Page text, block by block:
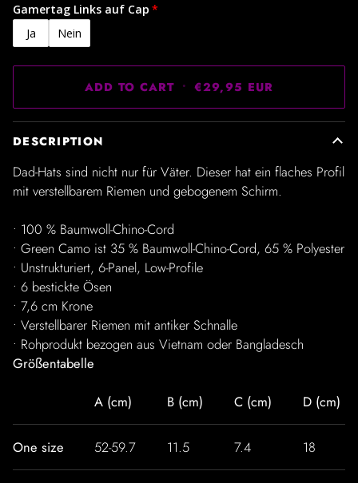
Gamertag Links auf Cap
Ja
Nein
ADD TO CART • €29,95 EUR
DESCRIPTION
Dad-Hats sind nicht nur für Väter. Dieser hat ein flaches Profil
mit verstellbarem Riemen und gebogenem Schirm.
• 100 % Baumwoll-Chino-Cord
• Green Camo ist 35 % Baumwoll-Chino-Cord, 65 % Polyester
• Unstrukturiert, 6-Panel, Low-Profile
• 6 bestickte Ösen
• 7,6 cm Krone
• Verstellbarer Riemen mit antiker Schnalle
• Rohprodukt bezogen aus Vietnam oder Bangladesch
Größentabelle
A (cm)
B (cm) C (cm) D (cm)
One size 52-59.7 11.5 7.4 18